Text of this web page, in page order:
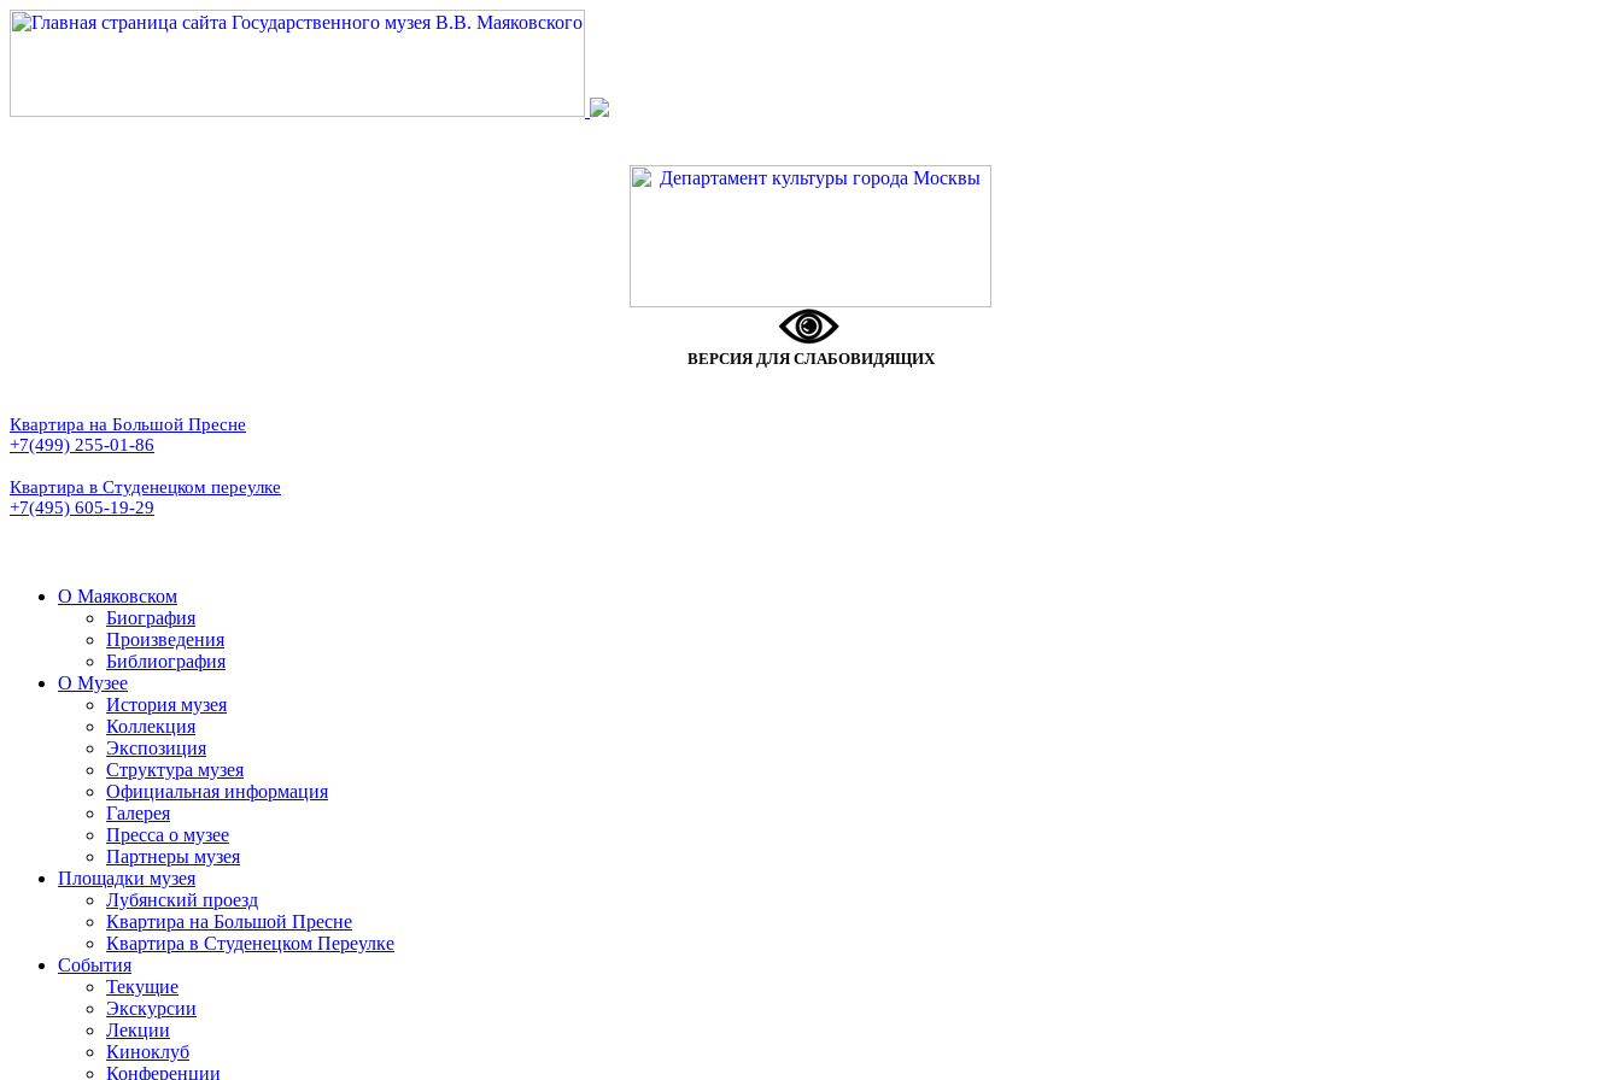
ВЕРСИЯ ДЛЯ СЛАБОВИДЯЩИХ
Квартира на Большой Пресне
+7(499) 255-01-86
Квартира в Студенецком переулке
+7(495) 605-19-29
О Маяковском
Биография
Произведения
Библиография
О Музее
История музея
Коллекция
Экспозиция
Структура музея
Официальная информация
Галерея
Пресса о музее
Партнеры музея
Площадки музея
Лубянский проезд
Квартира на Большой Пресне
Квартира в Студенецком Переулке
События
Текущие
Экскурсии
Лекции
Киноклуб
Конференции